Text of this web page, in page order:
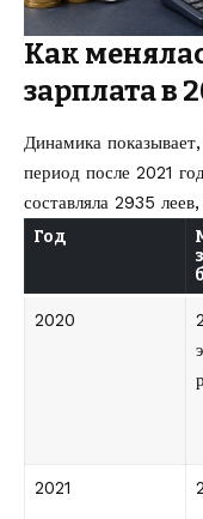
Как
зарплата в
Динамика
период после 2021
составляла 2935
Год
2020
2021